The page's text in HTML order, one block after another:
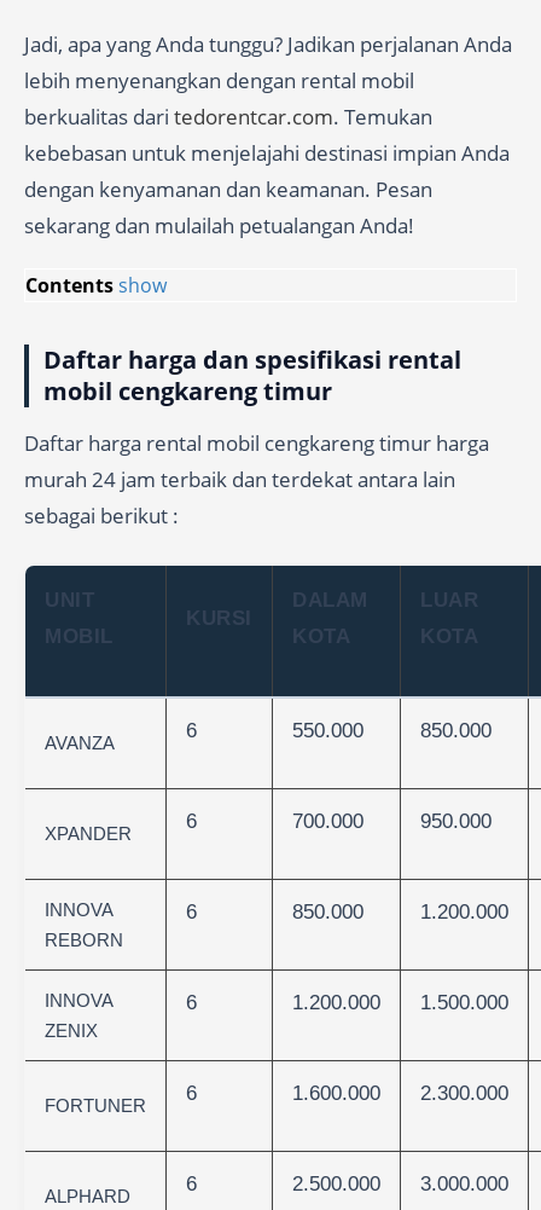
Jadi, apa yang Anda tunggu? Jadikan perjalanan Anda
lebih menyenangkan dengan rental mobil
berkualitas dari tedorentcar.com. Temukan
kebebasan untuk menjelajahi destinasi impian Anda
dengan kenyamanan dan keamanan. Pesan
sekarang dan mulailah petualangan Anda!
Contentsshow
Daftar harga dan spesifikasi rental
mobil cengkareng timur
Daftar harga rental mobil cengkareng timur harga
murah 24 jam terbaik dan terdekat antara lain
sebagai berikut :
UNIT
MOBIL
KURSI
DALAM
KOTA
LUAR
KOTA
AVANZA
6 550.000 850.000
XPANDER
6 700.000 950.000
INNOVA
REBORN
6 850.000 1.200.000
INNOVA
ZENIX
6 1.200.000 1.500.000
FORTUNER
6 1.600.000 2.300.000
ALPHARD
6 2.500.000 3.000.000